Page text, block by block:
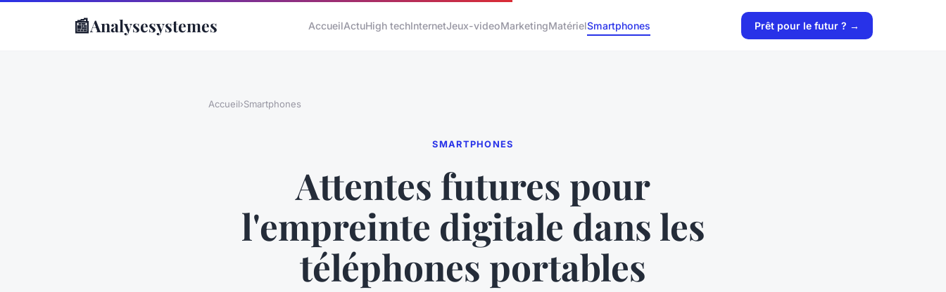
📰Analysesystemes AccueilActuHigh techInternetJeux-videoMarketingMatérielSmartphones Prêt pour le futur ? →
Accueil›Smartphones
SMARTPHONES
Attentes futures pour
l'empreinte digitale dans les
téléphones portables